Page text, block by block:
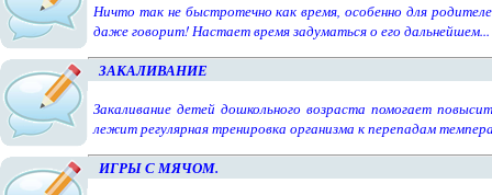
Ничто так не быстротечно как время, особенно для
даже говорит! Настает время задуматься о его дальнейшем...
ЗАКАЛИВАНИЕ
Закаливание детей дошкольного возраста помогает
лежит регулярная тренировка организма к перепадам
ИГРЫ С МЯЧОМ.